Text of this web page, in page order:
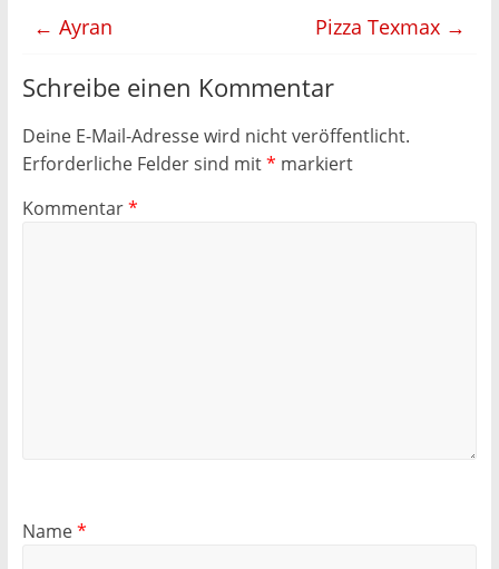
← Ayran Pizza Texmax →
Schreibe einen Kommentar
Deine E-Mail-Adresse wird nicht veröffentlicht.
Erforderliche Felder sind mit* markiert
Kommentar*
Name*